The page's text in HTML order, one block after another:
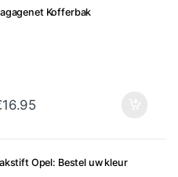
Kofferbak
16.95
Opel: Bestel uw kleur